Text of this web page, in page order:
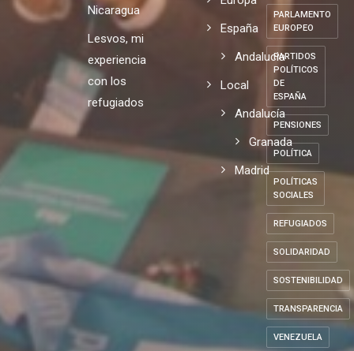
Nicaragua
Lesvos, mi
experiencia
con los
refugiados
España
Andalucia
Local
Andalucía
Granada
Madrid
PARLAMENTO
EUROPEO
PARTIDOS
POLÍTICOS
DE
ESPAÑA
PENSIONES
POLÍTICA
POLÍTICAS
SOCIALES
REFUGIADOS
SOLIDARIDAD
SOSTENIBILIDAD
TRANSPARENCIA
VENEZUELA